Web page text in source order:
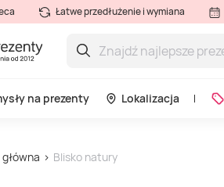
Łatwe przedłużenie i wymiana
na prezenty Lokalizacja
Blisko natury